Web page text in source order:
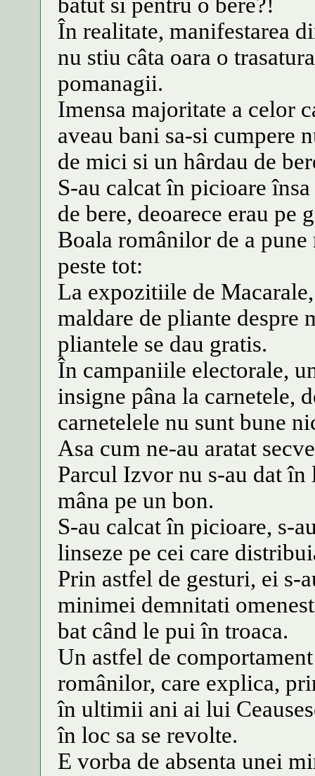
În realitate, manifestarea
nu stiu câta oara o
pomanagii.
Imensa majoritate a celor
aveau bani sa-si cumpere
de mici si un hârdau de
S-au calcat în picioare
de bere, deoarece erau pe
Boala românilor de a pune
peste tot:
La expozitiile de
maldare de pliante despre
pliantele se dau gratis.
În campaniile electorale,
insigne pâna la carnetele,
carnetelele nu sunt bune
Asa cum ne-au aratat
Parcul Izvor nu s-au dat
mâna pe un bon.
S-au calcat în picioare, s-
linseze pe cei care
Prin astfel de gesturi, ei
minimei demnitati
bat când le pui în troaca.
Un astfel de
românilor, care explica,
în ultimii ani ai lui
în loc sa se revolte.
E vorba de absenta unei